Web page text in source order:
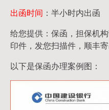
出函时间 ：半小时内出函
给您提供：保函，担保机
印件，发您扫描件，顺丰
以下是保函办理案例图：